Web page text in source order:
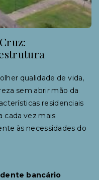
qualidade de vida,
sem abrir mão da
residenciais
cada vez mais
às necessidades do
bancário